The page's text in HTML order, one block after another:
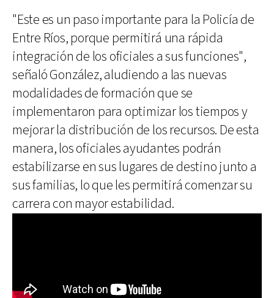
"Este es un paso importante para la Policía de
Entre Ríos, porque permitirá una rápida
integración de los oficiales a sus funciones",
señaló González, aludiendo a las nuevas
modalidades de formación que se
implementaron para optimizar los tiempos y
mejorar la distribución de los recursos. De esta
manera, los oficiales ayudantes podrán
estabilizarse en sus lugares de destino junto a
sus familias, lo que les permitirá comenzar su
carrera con mayor estabilidad.